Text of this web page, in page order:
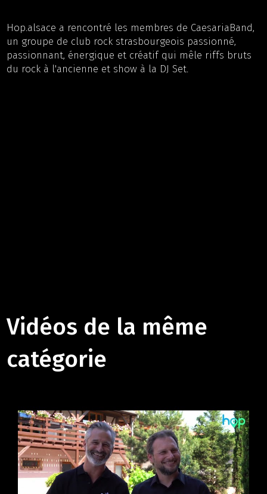
Hop.alsace a rencontré les membres de CaesariaBand,
un groupe de club rock strasbourgeois passionné,
passionnant, énergique et créatif qui mêle riffs bruts
du rock à l'ancienne et show à la DJ Set.
Vidéos de la même
catégorie